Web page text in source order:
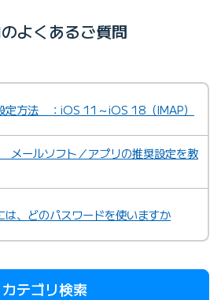
よくあるご質問
定方法 ：iOS 11～iOS 18（IMAP）
メールソフト／アプリの推奨設定を教
は、どのパスワードを使いますか
カテゴリ検索